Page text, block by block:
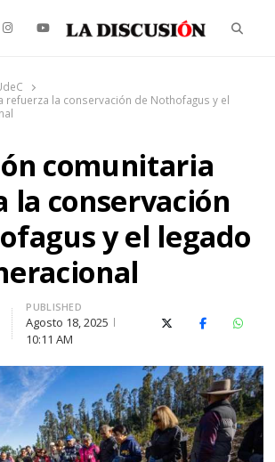
refuerza la conservación de Nothofagus y el
comunitaria
la conservación
y el legado
PUBLISHED
Agosto 18, 2025
10:11 AM
X (Twitter)Facebook